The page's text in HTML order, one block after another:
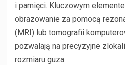
i pamięci. Kluczowym
obrazowanie za pomocą
(MRI) lub tomografii
pozwalają na precyzyjne
rozmiaru guza.